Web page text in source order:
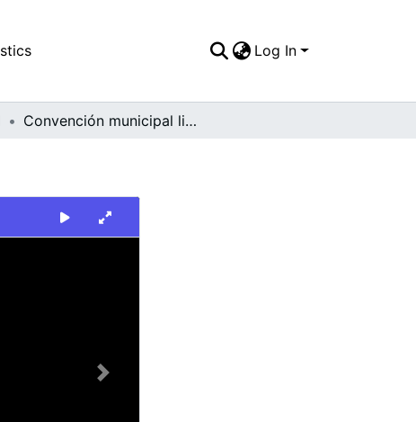
Log In
Convención municipal liberal balcarcistas
Next